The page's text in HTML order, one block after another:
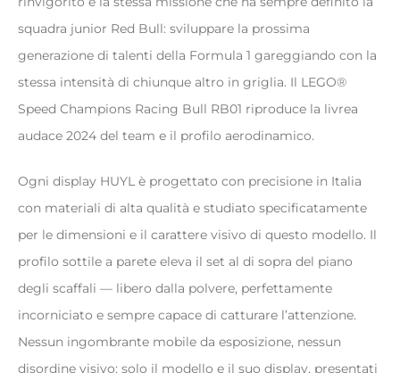
squadra junior Red Bull: sviluppare la prossima
generazione di talenti della Formula 1 gareggiando con la
stessa intensità di chiunque altro in griglia. Il LEGO®
Speed Champions Racing Bull RB01 riproduce la livrea
audace 2024 del team e il profilo aerodinamico.
Ogni display HUYL è progettato con precisione in Italia
con materiali di alta qualità e studiato specificatamente
per le dimensioni e il carattere visivo di questo modello. Il
profilo sottile a parete eleva il set al di sopra del piano
degli scaffali — libero dalla polvere, perfettamente
incorniciato e sempre capace di catturare l’attenzione.
Nessun ingombrante mobile da esposizione, nessun
disordine visivo: solo il modello e il suo display, presentati